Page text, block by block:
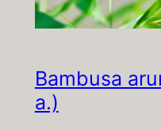
Bambusa
a.)